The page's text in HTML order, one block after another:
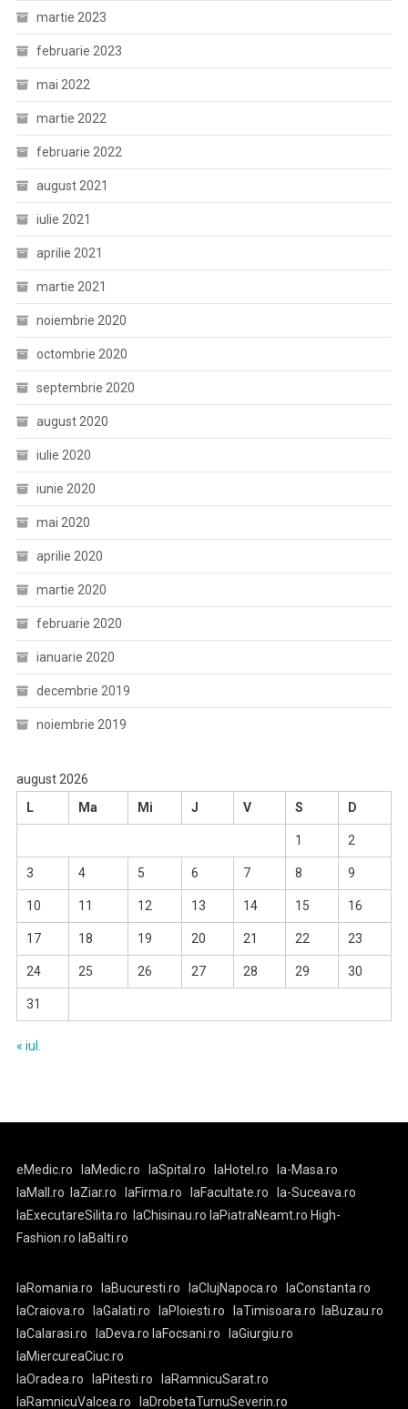
martie 2023
februarie 2023
mai 2022
martie 2022
februarie 2022
august 2021
iulie 2021
aprilie 2021
martie 2021
noiembrie 2020
octombrie 2020
septembrie 2020
august 2020
iulie 2020
iunie 2020
mai 2020
aprilie 2020
martie 2020
februarie 2020
ianuarie 2020
decembrie 2019
noiembrie 2019
august 2026
L
Ma Mi J V S D
1 2
3 4 5 6 7 8 9
10 11 12 13 14 15 16
17 18 19 20 21 22 23
24 25 26 27 28 29 30
31
« iul.
eMedic.ro laMedic.ro laSpital.ro laHotel.ro
la-Masa.ro
laMall.ro
laZiar.ro laFirma.ro laFacultate.ro
la-Suceava.ro
laExecutareSilita.ro
laChisinau.ro laPiatraNeamt.ro High-
Fashion.ro laBalti.ro
laRomania.ro laBucuresti.ro laClujNapoca.ro
laConstanta.ro
laCraiova.ro
laGalati.ro laPloiesti.ro laTimisoara.ro
laBuzau.ro
laCalarasi.ro
laDeva.ro laFocsani.ro
laGiurgiu.ro
laMiercureaCiuc.ro
laOradea.ro
laPitesti.ro
laRamnicuSarat.ro
laRamnicuValcea.ro
laDrobetaTurnuSeverin.ro